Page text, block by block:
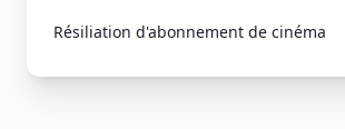
Résiliation d'abonnement de cinéma